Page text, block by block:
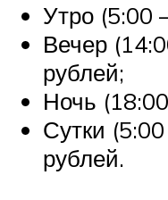
Утро (5:00
Вечер
рублей;
Ночь
Сутки
рублей.